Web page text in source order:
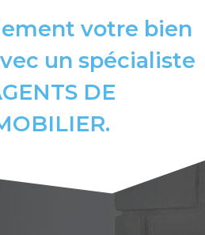
votre bien
un spécialiste
DE